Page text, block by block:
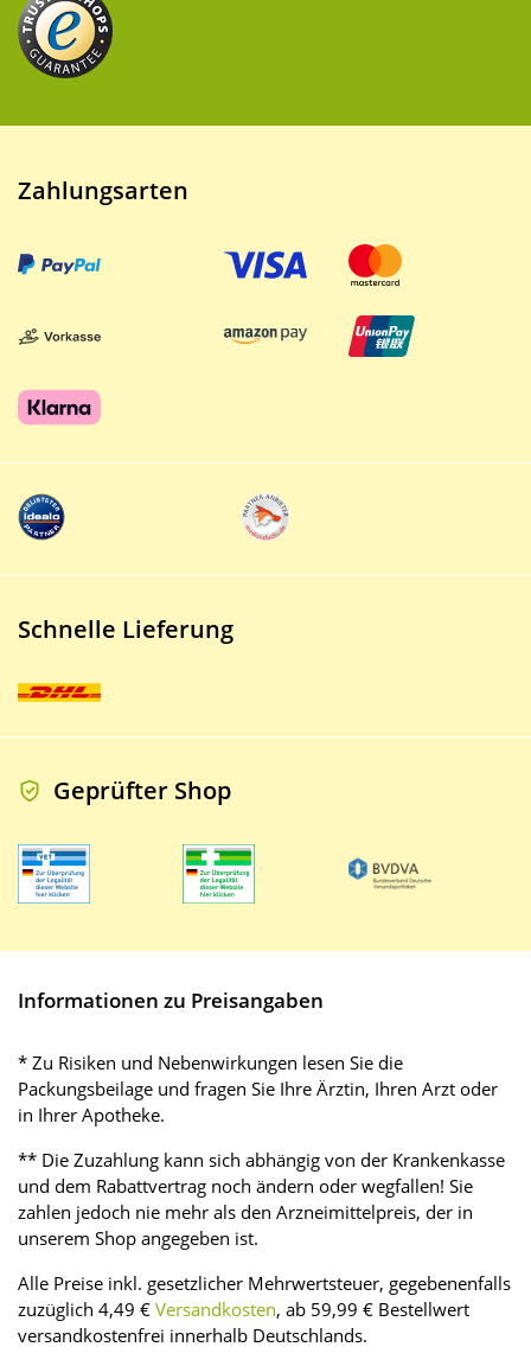
Zahlungsarten
Schnelle Lieferung
Geprüfter Shop
Informationen zu Preisangaben
* Zu Risiken und Nebenwirkungen lesen Sie die
Packungsbeilage und fragen Sie Ihre Ärztin, Ihren Arzt oder
in Ihrer Apotheke.
** Die Zuzahlung kann sich abhängig von der Krankenkasse
und dem Rabattvertrag noch ändern oder wegfallen! Sie
zahlen jedoch nie mehr als den Arzneimittelpreis, der in
unserem Shop angegeben ist.
Alle Preise inkl. gesetzlicher Mehrwertsteuer, gegebenenfalls
zuzüglich 4,49 € Versandkosten, ab 59,99 € Bestellwert
versandkostenfrei innerhalb Deutschlands.